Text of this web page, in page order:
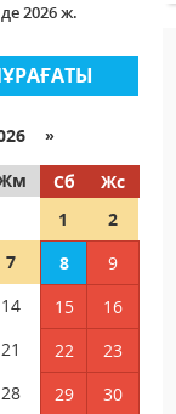
2026 ж.
»
Сб
Жс
1
2
7 8
9
14 15
16
21 22
23
28 29
30